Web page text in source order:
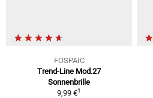
FOSPAIC
Trend-Line Mod.27
Sonnenbrille
9,99 €1